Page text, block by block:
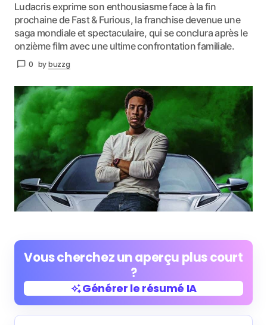
Ludacris exprime son enthousiasme face à la fin
prochaine de Fast & Furious, la franchise devenue une
saga mondiale et spectaculaire, qui se conclura après le
onzième film avec une ultime confrontation familiale.
0 bybuzzg
Vous cherchez un aperçu plus court
?
Générer le résumé IA